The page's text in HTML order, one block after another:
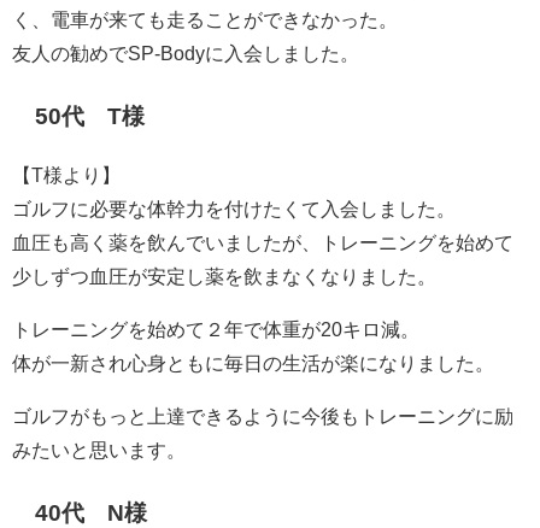
く、電車が来ても走ることができなかった。
友人の勧めでSP-Bodyに入会しました。
50代 T様
【T様より】
ゴルフに必要な体幹力を付けたくて入会しました。
血圧も高く薬を飲んでいましたが、トレーニングを始めて
少しずつ血圧が安定し薬を飲まなくなりました。
トレーニングを始めて２年で体重が20キロ減。
体が一新され心身ともに毎日の生活が楽になりました。
ゴルフがもっと上達できるように今後もトレーニングに励
みたいと思います。
40代 N様